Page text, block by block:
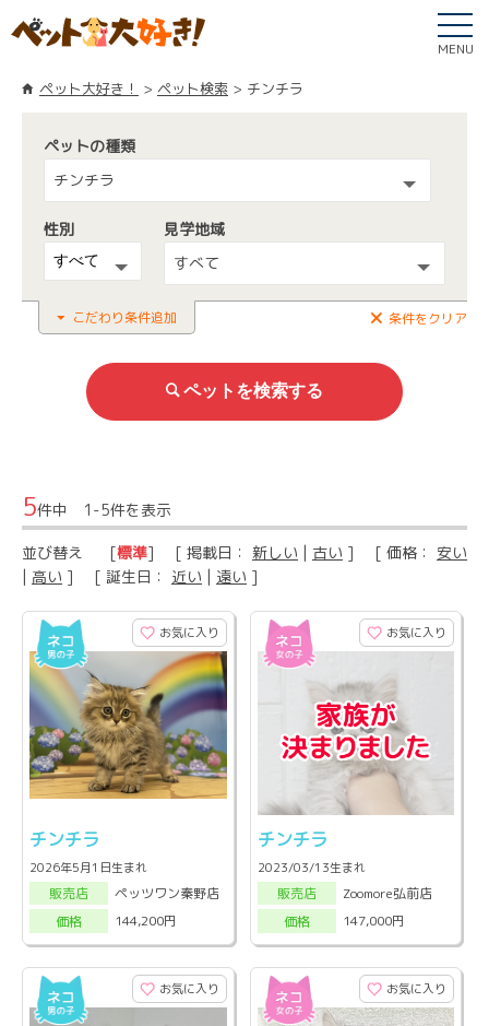
MENU
ペット大好き！ ペット検索 チンチラ
ペットの種類
チンチラ
性別
見学地域
すべて
こだわり条件追加 条件をクリア
5件中 1-5件を表示
並び替え [標準] [ 掲載日： 新しい | 古い ] [ 価格： 安い
| 高い ] [ 誕生日： 近い | 遠い ]
お気に入り
チンチラ
2026年5月1日生まれ
販売店
ペッツワン秦野店
価格
144,200円
お気に入り
チンチラ
2023/03/13生まれ
販売店
Zoomore弘前店
価格
147,000円
お気に入り お気に入り